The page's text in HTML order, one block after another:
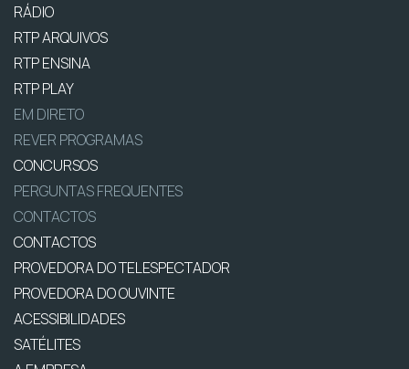
RÁDIO
RTP ARQUIVOS
RTP ENSINA
RTP PLAY
EM DIRETO
REVER PROGRAMAS
CONCURSOS
PERGUNTAS FREQUENTES
CONTACTOS
CONTACTOS
PROVEDORA DO TELESPECTADOR
PROVEDORA DO OUVINTE
ACESSIBILIDADES
SATÉLITES